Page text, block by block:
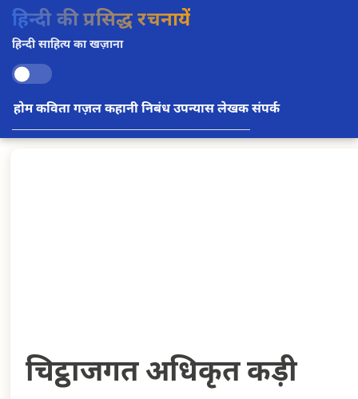
हिन्दी की प्रसिद्ध रचनायें
हिन्दी साहित्य का खज़ाना
होमकवितागज़लकहानीनिबंधउपन्यासलेखकसंपर्क
चिट्ठाजगत अधिकृत कड़ी